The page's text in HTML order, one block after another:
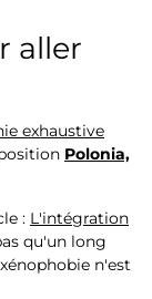
aller
exhaustive
Polonia,
: L'intégration
qu'un long
n'est